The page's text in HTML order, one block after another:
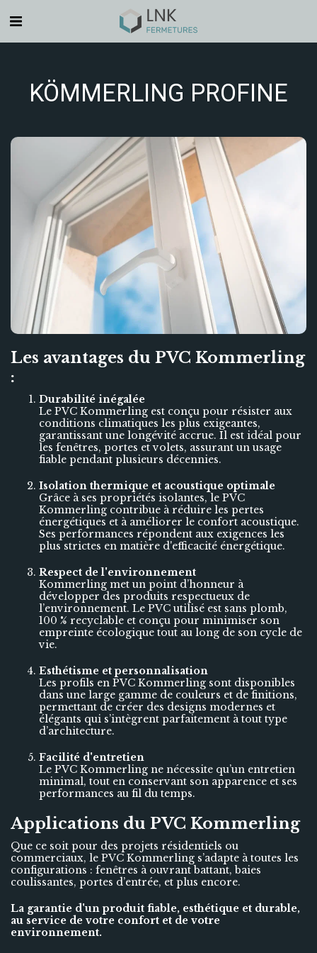
KÖMMERLING PROFINE
Les avantages du PVC Kommerling
:
Durabilité inégalée
Le PVC Kommerling est conçu pour résister aux
conditions climatiques les plus exigeantes,
garantissant une longévité accrue. Il est idéal pour
les fenêtres, portes et volets, assurant un usage
fiable pendant plusieurs décennies.
Isolation thermique et acoustique optimale
Grâce à ses propriétés isolantes, le PVC
Kommerling contribue à réduire les pertes
énergétiques et à améliorer le confort acoustique.
Ses performances répondent aux exigences les
plus strictes en matière d'efficacité énergétique.
Respect de l'environnement
Kommerling met un point d’honneur à
développer des produits respectueux de
l’environnement. Le PVC utilisé est sans plomb,
100 % recyclable et conçu pour minimiser son
empreinte écologique tout au long de son cycle de
vie.
Esthétisme et personnalisation
Les profils en PVC Kommerling sont disponibles
dans une large gamme de couleurs et de finitions,
permettant de créer des designs modernes et
élégants qui s’intègrent parfaitement à tout type
d’architecture.
Facilité d'entretien
Le PVC Kommerling ne nécessite qu’un entretien
minimal, tout en conservant son apparence et ses
performances au fil du temps.
Applications du PVC Kommerling
Que ce soit pour des projets résidentiels ou
commerciaux, le PVC Kommerling s’adapte à toutes les
configurations : fenêtres à ouvrant battant, baies
coulissantes, portes d’entrée, et plus encore.
La garantie d'un produit fiable, esthétique et durable,
au service de votre confort et de votre
environnement.